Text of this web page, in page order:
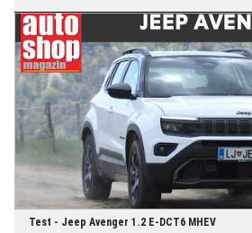
Test - Jeep Avenger 1.2 E-DCT6 MHEV